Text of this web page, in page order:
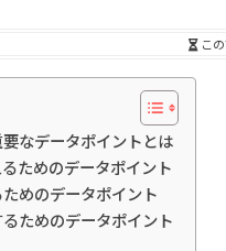
こ
なデータポイントとは
ためのデータポイント
めのデータポイント
ためのデータポイント